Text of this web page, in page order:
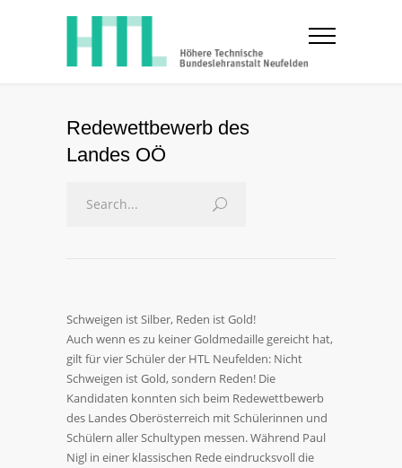
Redewettbewerb des
Landes OÖ
Schweigen ist Silber, Reden ist Gold!
Auch wenn es zu keiner Goldmedaille gereicht hat,
gilt für vier Schüler der HTL Neufelden: Nicht
Schweigen ist Gold, sondern Reden! Die
Kandidaten konnten sich beim Redewettbewerb
des Landes Oberösterreich mit Schülerinnen und
Schülern aller Schultypen messen. Während Paul
Nigl in einer klassischen Rede eindrucksvoll die